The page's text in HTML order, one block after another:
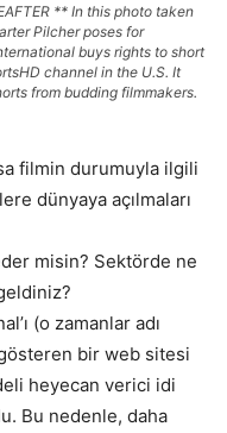
** In this photo taken
Pilcher poses for
buys rights to short
channel in the U.S. It
from budding filmmakers.
filmin durumuyla ilgili
dünyaya açılmaları
misin? Sektörde ne
(o zamanlar adı
bir web sitesi
heyecan verici idi
Bu nedenle, daha